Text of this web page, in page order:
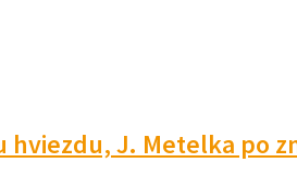
J. Metelka po